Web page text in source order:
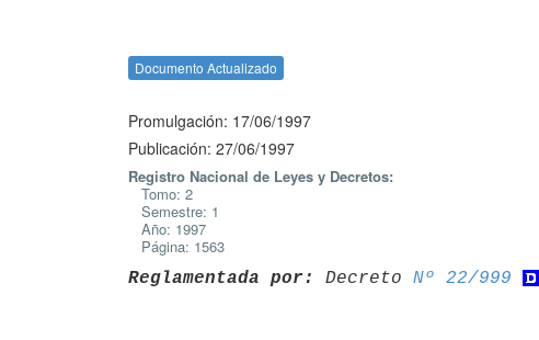
Documento Actualizado
Promulgación: 17/06/1997
Publicación: 27/06/1997
Registro Nacional de Leyes y Decretos:
Tomo: 2
Semestre: 1
Año: 1997
Página: 1563
Reglamentada por: Decreto Nº 22/999